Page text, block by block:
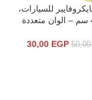
للسيارات،
30,00 EGP